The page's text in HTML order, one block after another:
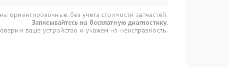
ориентировочные, без учета стоимости запчастей.
Записывайтесь на бесплатную диагностику.
ваше устройство и укажем на неисправность.